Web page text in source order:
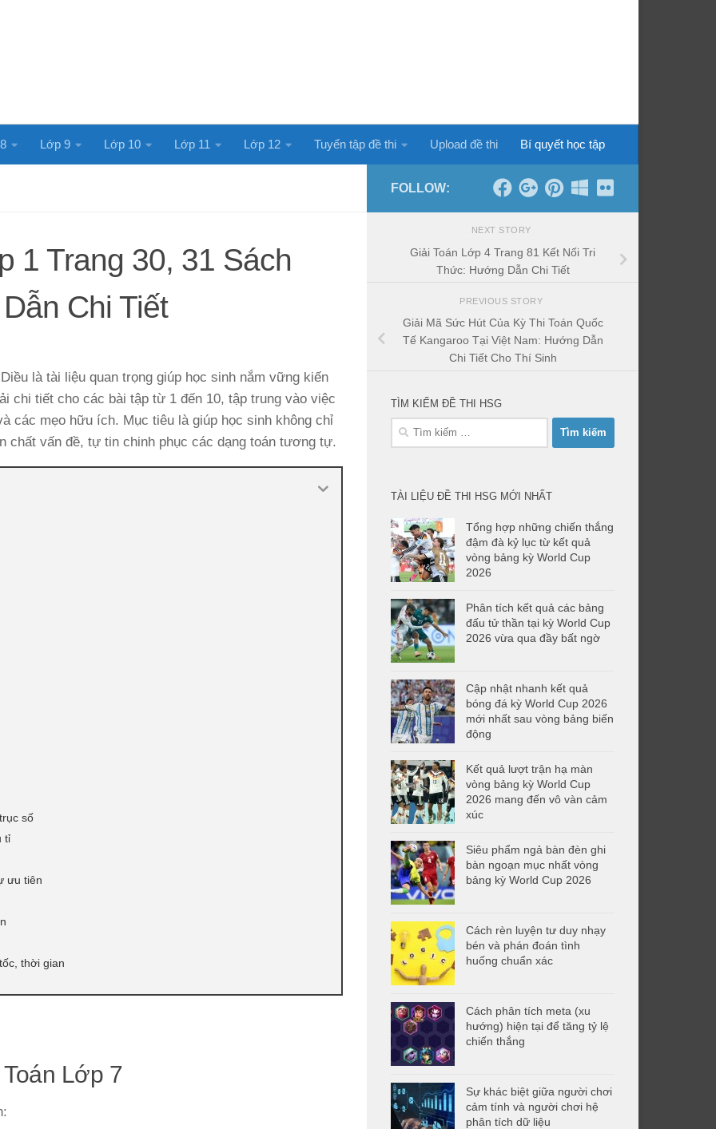
Lớp 9 Lớp 10 Lớp 11 Lớp 12 Tuyển tập đề thi Upload đề thi Bí quyết học tập
1 Trang 30, 31 Sách
Chi Tiết
là tài liệu quan trọng giúp học sinh nắm vững kiến
chi tiết cho các bài tập từ 1 đến 10, tập trung vào việc
các mẹo hữu ích. Mục tiêu là giúp học sinh không chỉ
chất vấn đề, tự tin chinh phục các dạng toán tương tự.
số
tỉ
ưu tiên
thời gian
Lớp 7
FOLLOW:
NEXT STORY
Giải Toán Lớp 4 Trang 81 Kết Nối Tri
Thức: Hướng Dẫn Chi Tiết
PREVIOUS STORY
Giải Mã Sức Hút Của Kỳ Thi Toán Quốc
Tế Kangaroo Tại Việt Nam: Hướng Dẫn
Chi Tiết Cho Thí Sinh
TÌM KIẾM ĐỀ THI HSG
Tìm
TÀI LIỆU ĐỀ THI HSG MỚI NHẤT
Tổng hợp những chiến thắng
đậm đà kỷ lục từ kết quả
vòng bảng kỳ World Cup
2026
Phân tích kết quả các bảng
đấu tử thần tại kỳ World Cup
2026 vừa qua đầy bất ngờ
Cập nhật nhanh kết quả
bóng đá kỳ World Cup 2026
mới nhất sau vòng bảng biến
động
Kết quả lượt trận hạ màn
vòng bảng kỳ World Cup
2026 mang đến vô vàn cảm
xúc
Siêu phẩm ngả bàn đèn ghi
bàn ngoạn mục nhất vòng
bảng kỳ World Cup 2026
Cách rèn luyện tư duy nhạy
bén và phán đoán tình
huống chuẩn xác
Cách phân tích meta (xu
hướng) hiện tại để tăng tỷ lệ
chiến thắng
Sự khác biệt giữa người chơi
cảm tính và người chơi hệ
phân tích dữ liệu